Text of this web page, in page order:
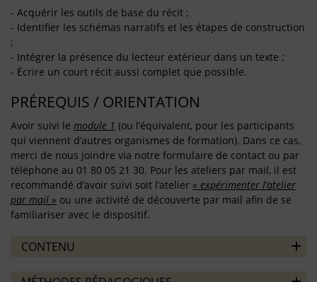
- Acquérir les outils de base du récit ;
- Identifier les schémas narratifs et les étapes de construction
;
- Intégrer la présence du lecteur extérieur dans un texte ;
- Écrire un court récit aussi complet que possible.
PRÉREQUIS / ORIENTATION
Avoir suivi le module 1 (ou l’équivalent, pour les participants
qui viennent d’autres organismes de formation). Dans ce cas,
merci de nous joindre via notre formulaire de contact ou par
téléphone au 01 80 05 21 30. Pour les ateliers par mail, il est
recommandé d’avoir suivi soit l’atelier « expérimenter l’atelier
par mail » ou une activité de découverte par mail afin de se
familiariser avec le dispositif.
CONTENU